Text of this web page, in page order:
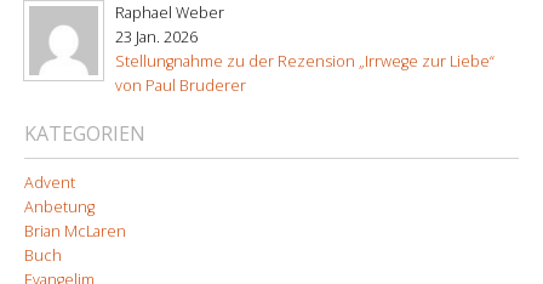
Raphael Weber
23 Jan. 2026
Stellungnahme zu der Rezension „Irrwege zur Liebe“
von Paul Bruderer
KATEGORIEN
Advent
Anbetung
Brian McLaren
Buch
Evangelim